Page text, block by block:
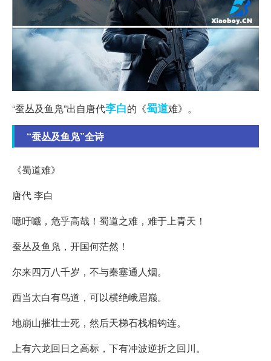
“蚕丛及鱼凫”出自唐代李白的《蜀道难》。
“蚕丛及鱼凫”全诗
《蜀道难》
唐代 李白
噫吁嚱，危乎高哉！蜀道之难，难于上青天！
蚕丛及鱼凫，开国何茫然！
尔来四万八千岁，不与秦塞通人烟。
西当太白有鸟道，可以横绝峨眉巅。
地崩山摧壮士死，然后天梯石栈相钩连。
上有六龙回日之高标，下有冲波逆折之回川。